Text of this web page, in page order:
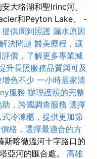
大略湖和聖lrinc河。
和Peyton Lake。 -
供周到照護 漏水原因
決問題 醫美療程，讓
價，了解更多專業滅
升長照服務品質與可及
色不少 一小時居家清
服務 辦理護照的完整
，跨國調查服務 選擇
式冷凍櫃，提供更加節
格，選擇最適合的方
斯喀徹溫河十字路口的
亞河的匯合處。 高雄